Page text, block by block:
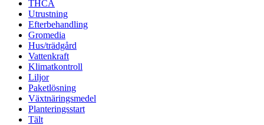
THCA
Utrustning
Efterbehandling
Gromedia
Hus/trädgård
Vattenkraft
Klimatkontroll
Liljor
Paketlösning
Växtnäringsmedel
Planteringsstart
Tält